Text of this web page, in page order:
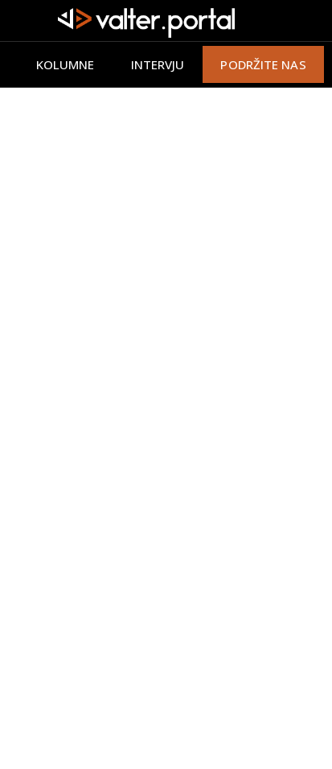
KOLUMNE INTERVJU PODRŽITE NAS